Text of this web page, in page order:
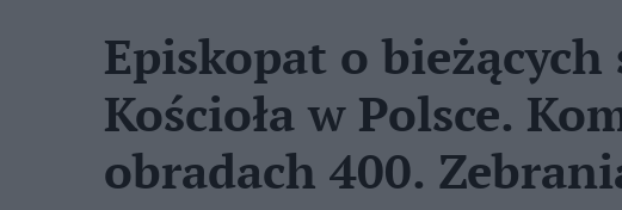
Episkopat o bieżących
Kościoła w Polsce.
obradach 400.